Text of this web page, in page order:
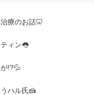
療のお話🦷
ィン👅
!?💦
ハル氏🍰